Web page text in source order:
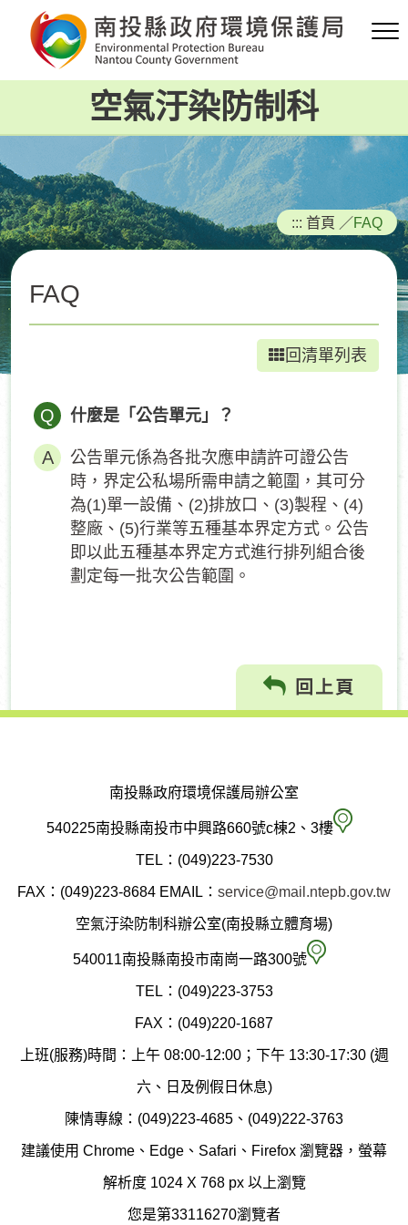
要
容
區
塊
空氣汙染防制科
::: 首頁 ／FAQ
FAQ
回清單列表
Q 什麼是「公告單元」？
公告單元係為各批次應申請許可證公告
時，界定公私場所需申請之範圍，其可分
為(1)單一設備、(2)排放口、(3)製程、(4)
整廠、(5)行業等五種基本界定方式。公告
即以此五種基本界定方式進行排列組合後
劃定每一批次公告範圍。
回上頁
南投縣政府環境保護局辦公室
540225南投縣南投市中興路660號c棟2、3樓 南
縣
保
局
TEL：(049)223-7530
FAX：(049)223-8684 EMAIL： service@mail.ntepb.gov.tw
空氣汙染防制科辦公室(南投縣立體育場)
540011南投縣南投市南崗一路300號 空
染
制
科
TEL：(049)223-3753
FAX：(049)220-1687
上班(服務)時間：上午 08:00-12:00；下午 13:30-17:30 (週
六、日及例假日休息)
陳情專線：(049)223-4685、(049)222-3763
建議使用 Chrome、Edge、Safari、Firefox 瀏覽器，螢幕
解析度 1024 X 768 px 以上瀏覽
您是第33116270瀏覽者